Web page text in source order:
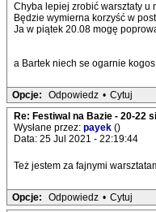
Chyba lepiej zrobić warsztaty u
Będzie wymierna korzyść w
Ja w piątek 20.08 mogę
a Bartek niech se ogarnie
Opcje: Odpowiedz • Cytuj
Re: Festiwal na Bazie - 20-22
Wysłane przez: payek ()
Data: 25 Jul 2021 - 22:19:44
Też jestem za fajnymi
Opcje: Odpowiedz • Cytuj